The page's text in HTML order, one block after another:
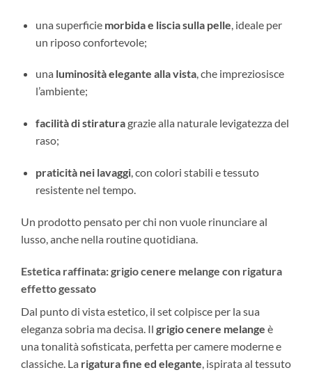
una superficie morbida e liscia sulla pelle , ideale per
un riposo confortevole;
una luminosità elegante alla vista, che impreziosisce
l’ambiente;
facilità di stiraturagrazie alla naturale levigatezza del
raso;
praticità nei lavaggi, con colori stabili e tessuto
resistente nel tempo.
Un prodotto pensato per chi non vuole rinunciare al
lusso, anche nella routine quotidiana.
Estetica raffinata: grigio cenere melange con rigatura
effetto gessato
Dal punto di vista estetico, il set colpisce per la sua
eleganza sobria ma decisa. Il grigio cenere melange è
una tonalità sofisticata, perfetta per camere moderne e
classiche. La rigatura fine ed elegante , ispirata al tessuto